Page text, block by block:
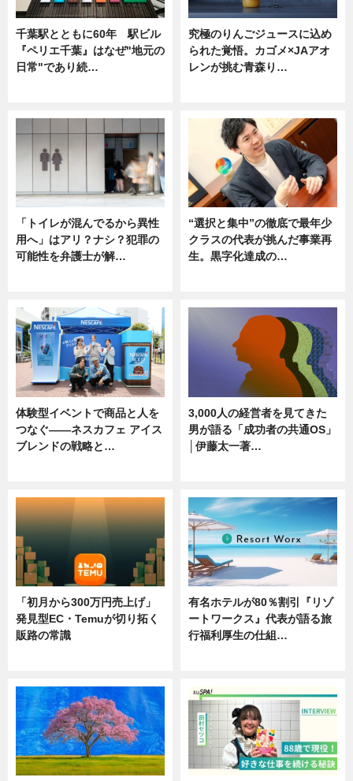
千葉駅とともに60年 駅ビル
『ペリエ千葉』はなぜ"地元の
日常"であり続…
究極のりんごジュースに込め
られた覚悟。カゴメ×JAアオ
レンが挑む青森り…
「トイレが混んでるから異性
用へ」はアリ？ナシ？犯罪の
可能性を弁護士が解…
“選択と集中”の徹底で最年少
クラスの代表が挑んだ事業再
生。黒字化達成の…
体験型イベントで商品と人を
つなぐ――ネスカフェ アイス
ブレンドの戦略と…
3,000人の経営者を見てきた
男が語る「成功者の共通OS」
│伊藤太一著…
「初月から300万円売上げ」
発見型EC・Temuが切り拓く
販路の常識
有名ホテルが80％割引『リゾ
ートワークス』代表が語る旅
行福利厚生の仕組…